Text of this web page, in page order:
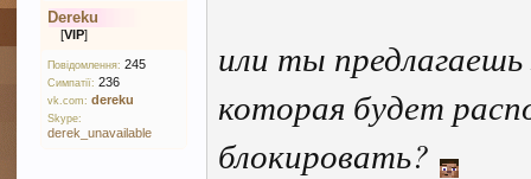
Dereku
[VIP]
Повідомлення: 245
Симпатії: 236
vk.com: dereku
Skype:
derek_unavailable
или ты
которая будет
блокировать?